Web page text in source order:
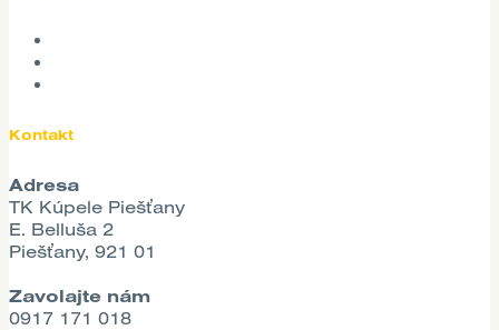
Kontakt
Adresa
TK Kúpele Piešťany
E. Belluša 2
Piešťany, 921 01
Zavolajte nám
0917 171 018